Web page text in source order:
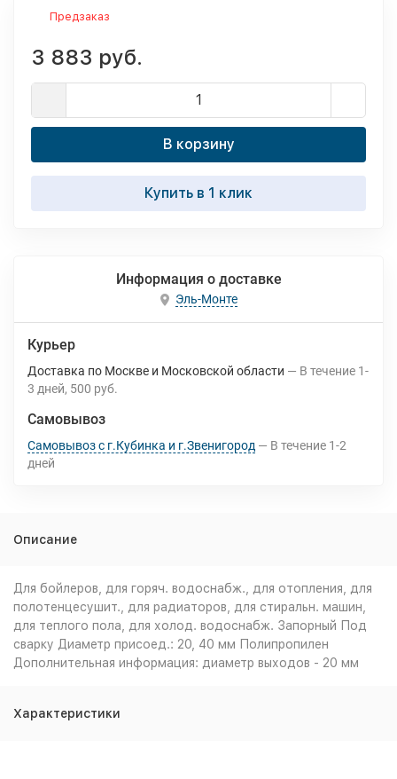
Предзаказ
3 883 руб.
В корзину
Купить в 1 клик
Информация о доставке
Эль-Монте
Курьер
Доставка по Москве и Московской области В течение 1-
3 дней 500 руб.
Самовывоз
Самовывоз с г.Кубинка и г.Звенигород В течение 1-2
дней
Описание
Для бойлеров, для горяч. водоснабж., для отопления, для
полотенцесушит., для радиаторов, для стиральн. машин,
для теплого пола, для холод. водоснабж. Запорный Под
сварку Диаметр присоед.: 20, 40 мм Полипропилен
Дополнительная информация: диаметр выходов - 20 мм
Характеристики